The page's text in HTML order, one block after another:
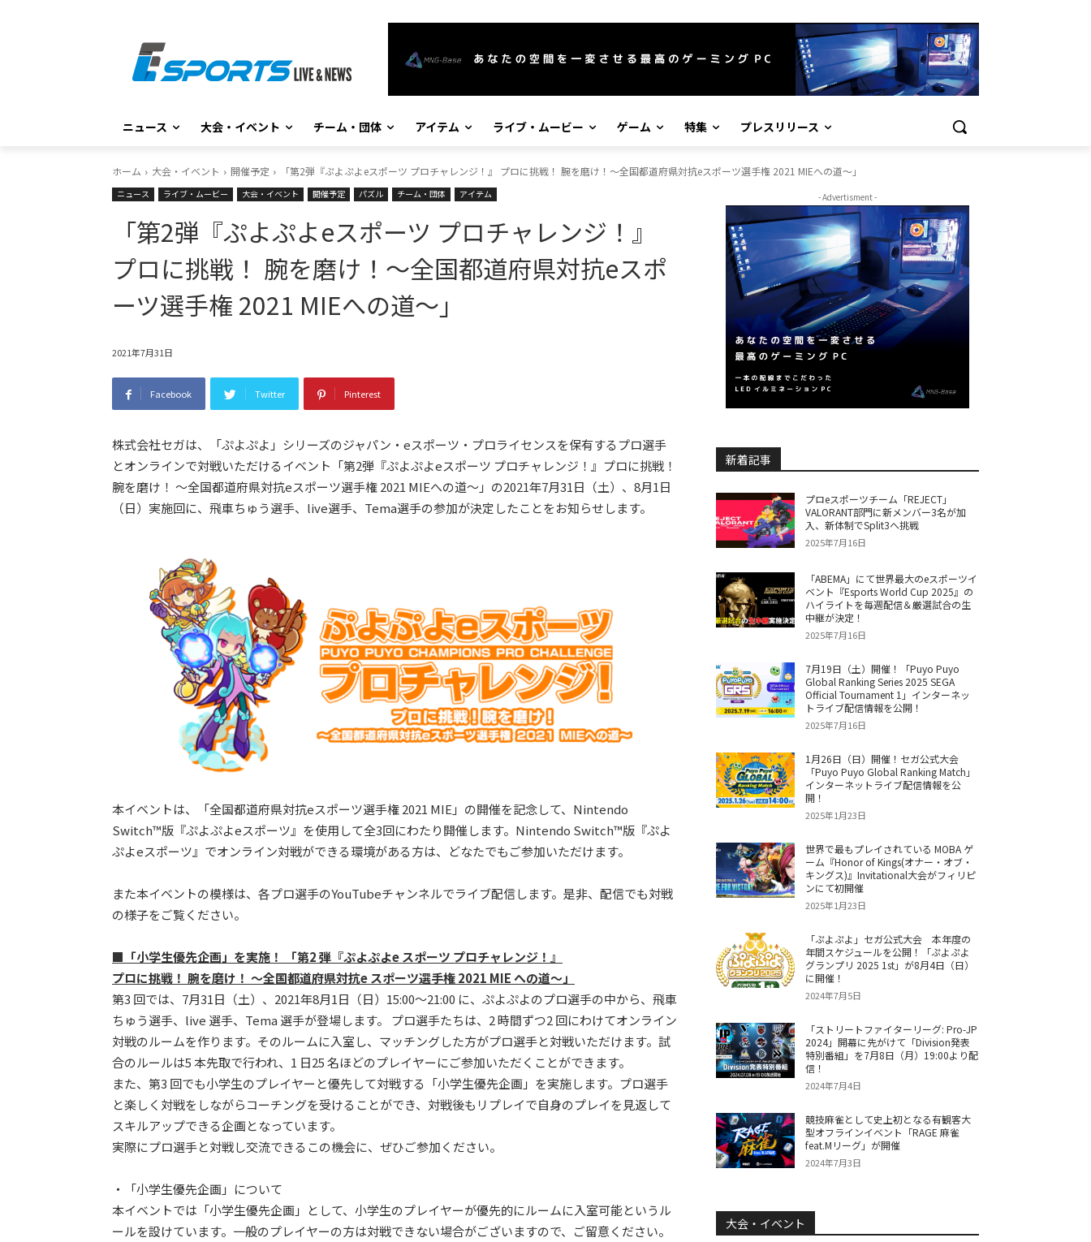
ニュース 大会・イベント チーム・団体 アイテム ライブ・ムービー ゲーム 特集 プレスリリース
ホーム 大会・イベント 開催予定 「第2弾『ぷよぷよeスポーツ プロチャレンジ！』 プロに挑戦！ 腕を磨け！～全国都道府県対抗eスポーツ選手権 2021 MIEへの道～」
ニュース ライブ・ムービー 大会・イベント 開催予定 パズル チーム・団体 アイテム
「第2弾『ぷよぷよeスポーツ プロチャレンジ！』
プロに挑戦！ 腕を磨け！～全国都道府県対抗eスポ
ーツ選手権 2021 MIEへの道～」
2021年7月31日
Facebook Twitter Pinterest
株式会社セガは、「ぷよぷよ」シリーズのジャパン・eスポーツ・プロライセンスを保有するプロ選手
とオンラインで対戦いただけるイベント「第2弾『ぷよぷよeスポーツ プロチャレンジ！』プロに挑戦！
腕を磨け！ ～全国都道府県対抗eスポーツ選手権 2021 MIEへの道～」の2021年7月31日（土）、8月1日
（日）実施回に、飛車ちゅう選手、live選手、Tema選手の参加が決定したことをお知らせします。
本イベントは、「全国都道府県対抗eスポーツ選手権 2021 MIE」の開催を記念して、Nintendo
Switch™版『ぷよぷよeスポーツ』を使用して全3回にわたり開催します。Nintendo Switch™版『ぷよ
ぷよeスポーツ』でオンライン対戦ができる環境がある方は、どなたでもご参加いただけます。
また本イベントの模様は、各プロ選手のYouTubeチャンネルでライブ配信します。是非、配信でも対戦
の様子をご覧ください。
■「小学生優先企画」を実施！ 「第2 弾『ぷよぷよe スポーツ プロチャレンジ！』
プロに挑戦！ 腕を磨け！ ～全国都道府県対抗e スポーツ選手権 2021 MIE への道～」
第3 回では、7月31日（土）、2021年8月1日（日）15:00～21:00 に、ぷよぷよのプロ選手の中から、飛車
ちゅう選手、live 選手、Tema 選手が登場します。 プロ選手たちは、2 時間ずつ2 回にわけてオンライン
対戦のルームを作ります。そのルームに入室し、マッチングした方がプロ選手と対戦いただけます。試
合のルールは5 本先取で行われ、1 日25 名ほどのプレイヤーにご参加いただくことができます。
また、第3 回でも小学生のプレイヤーと優先して対戦する「小学生優先企画」を実施します。プロ選手
と楽しく対戦をしながらコーチングを受けることができ、対戦後もリプレイで自身のプレイを見返して
スキルアップできる企画となっています。
実際にプロ選手と対戦し交流できるこの機会に、ぜひご参加ください。
・「小学生優先企画」について
本イベントでは「小学生優先企画」として、小学生のプレイヤーが優先的にルームに入室可能というル
ールを設けています。一般のプレイヤーの方は対戦できない場合がございますので、ご留意ください。
- Advertisment -
新着記事
プロeスポーツチーム「REJECT」
VALORANT部門に新メンバー3名が加
入、新体制でSplit3へ挑戦
2025年7月16日
「ABEMA」にて世界最大のeスポーツイ
ベント『Esports World Cup 2025』の
ハイライトを毎週配信＆厳選試合の生
中継が決定！
2025年7月16日
7月19日（土）開催！「Puyo Puyo
Global Ranking Series 2025 SEGA
Official Tournament 1」インターネッ
トライブ配信情報を公開！
2025年7月16日
1月26日（日）開催！セガ公式大会
「Puyo Puyo Global Ranking Match」
インターネットライブ配信情報を公
開！
2025年1月23日
世界で最もプレイされている MOBA ゲ
ーム『Honor of Kings(オナー・オブ・
キングス)』Invitational大会がフィリピ
ンにて初開催
2025年1月23日
「ぷよぷよ」セガ公式大会 本年度の
年間スケジュールを公開！「ぷよぷよ
グランプリ 2025 1st」が8月4日（日）
に開催！
2024年7月5日
「ストリートファイターリーグ: Pro-JP
2024」開幕に先がけて「Division発表
特別番組」を7月8日（月）19:00より配
信！
2024年7月4日
競技麻雀として史上初となる有観客大
型オフラインイベント「RAGE 麻雀
feat.Mリーグ」が開催
2024年7月3日
大会・イベント